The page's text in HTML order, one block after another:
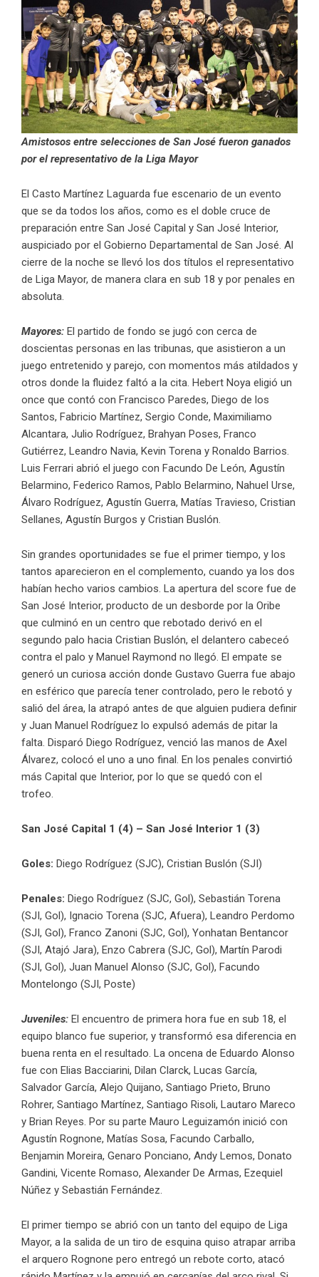
Amistosos entre selecciones de San José fueron ganados
por el representativo de la Liga Mayor
El Casto Martínez Laguarda fue escenario de un evento
que se da todos los años, como es el doble cruce de
preparación entre San José Capital y San José Interior,
auspiciado por el Gobierno Departamental de San José. Al
cierre de la noche se llevó los dos títulos el representativo
de Liga Mayor, de manera clara en sub 18 y por penales en
absoluta.
Mayores: El partido de fondo se jugó con cerca de
doscientas personas en las tribunas, que asistieron a un
juego entretenido y parejo, con momentos más atildados y
otros donde la fluidez faltó a la cita. Hebert Noya eligió un
once que contó con Francisco Paredes, Diego de los
Santos, Fabricio Martínez, Sergio Conde, Maximiliamo
Alcantara, Julio Rodríguez, Brahyan Poses, Franco
Gutiérrez, Leandro Navia, Kevin Torena y Ronaldo Barrios.
Luis Ferrari abrió el juego con Facundo De León, Agustín
Belarmino, Federico Ramos, Pablo Belarmino, Nahuel Urse,
Álvaro Rodríguez, Agustín Guerra, Matías Travieso, Cristian
Sellanes, Agustín Burgos y Cristian Buslón.
Sin grandes oportunidades se fue el primer tiempo, y los
tantos aparecieron en el complemento, cuando ya los dos
habían hecho varios cambios. La apertura del score fue de
San José Interior, producto de un desborde por la Oribe
que culminó en un centro que rebotado derivó en el
segundo palo hacia Cristian Buslón, el delantero cabeceó
contra el palo y Manuel Raymond no llegó. El empate se
generó un curiosa acción donde Gustavo Guerra fue abajo
en esférico que parecía tener controlado, pero le rebotó y
salió del área, la atrapó antes de que alguien pudiera definir
y Juan Manuel Rodríguez lo expulsó además de pitar la
falta. Disparó Diego Rodríguez, venció las manos de Axel
Álvarez, colocó el uno a uno final. En los penales convirtió
más Capital que Interior, por lo que se quedó con el
trofeo.
San José Capital 1 (4) – San José Interior 1 (3)
Goles: Diego Rodríguez (SJC), Cristian Buslón (SJI)
Penales: Diego Rodríguez (SJC, Gol), Sebastián Torena
(SJI, Gol), Ignacio Torena (SJC, Afuera), Leandro Perdomo
(SJI, Gol), Franco Zanoni (SJC, Gol), Yonhatan Bentancor
(SJI, Atajó Jara), Enzo Cabrera (SJC, Gol), Martín Parodi
(SJI, Gol), Juan Manuel Alonso (SJC, Gol), Facundo
Montelongo (SJI, Poste)
Juveniles: El encuentro de primera hora fue en sub 18, el
equipo blanco fue superior, y transformó esa diferencia en
buena renta en el resultado. La oncena de Eduardo Alonso
fue con Elias Bacciarini, Dilan Clarck, Lucas García,
Salvador García, Alejo Quijano, Santiago Prieto, Bruno
Rohrer, Santiago Martínez, Santiago Risoli, Lautaro Mareco
y Brian Reyes. Por su parte Mauro Leguizamón inició con
Agustín Rognone, Matías Sosa, Facundo Carballo,
Benjamin Moreira, Genaro Ponciano, Andy Lemos, Donato
Gandini, Vicente Romaso, Alexander De Armas, Ezequiel
Núñez y Sebastián Fernández.
El primer tiempo se abrió con un tanto del equipo de Liga
Mayor, a la salida de un tiro de esquina quiso atrapar arriba
el arquero Rognone pero entregó un rebote corto, atacó